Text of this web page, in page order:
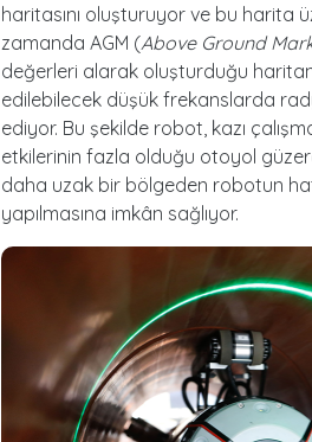
haritasını oluşturuyor ve bu harita
zamanda AGM (Above Ground
değerleri alarak oluşturduğu
edilebilecek düşük frekanslarda
ediyor. Bu şekilde robot, kazı
etkilerinin fazla olduğu otoyol
daha uzak bir bölgeden robotun
yapılmasına imkân sağlıyor.